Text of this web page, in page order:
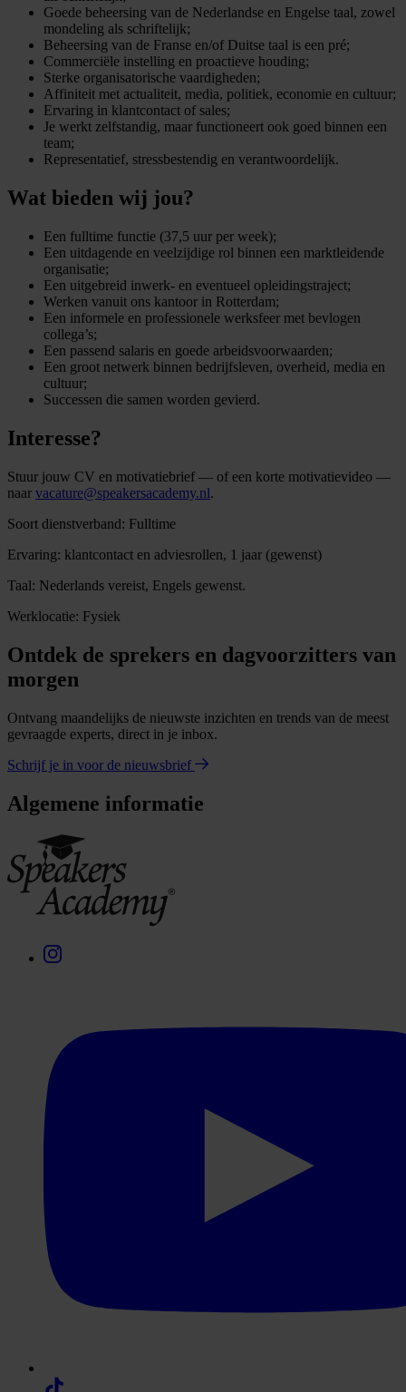
Goede beheersing van de Nederlandse en Engelse taal, zowel
mondeling als schriftelijk;
Beheersing van de Franse en/of Duitse taal is een pré;
Commerciële instelling en proactieve houding;
Sterke organisatorische vaardigheden;
Affiniteit met actualiteit, media, politiek, economie en cultuur;
Ervaring in klantcontact of sales;
Je werkt zelfstandig, maar functioneert ook goed binnen een
team;
Representatief, stressbestendig en verantwoordelijk.
Wat bieden wij jou?
Een fulltime functie (37,5 uur per week);
Een uitdagende en veelzijdige rol binnen een marktleidende
organisatie;
Een uitgebreid inwerk- en eventueel opleidingstraject;
Werken vanuit ons kantoor in Rotterdam;
Een informele en professionele werksfeer met bevlogen
collega’s;
Een passend salaris en goede arbeidsvoorwaarden;
Een groot netwerk binnen bedrijfsleven, overheid, media en
cultuur;
Successen die samen worden gevierd.
Interesse?
Stuur jouw CV en motivatiebrief — of een korte motivatievideo —
naar vacature@speakersacademy.nl.
Soort dienstverband: Fulltime
Ervaring: klantcontact en adviesrollen, 1 jaar (gewenst)
Taal: Nederlands vereist, Engels gewenst.
Werklocatie: Fysiek
Ontdek de sprekers en dagvoorzitters van
morgen
Ontvang maandelijks de nieuwste inzichten en trends van de meest
gevraagde experts, direct in je inbox.
Schrijf je in voor de nieuwsbrief
Algemene informatie